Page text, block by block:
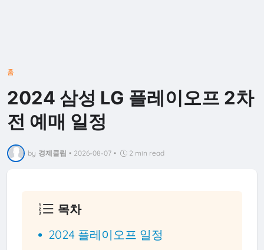
홈
2024 삼성 LG 플레이오프 2차
전 예매 일정
by 경제클립 • 2026-08-07 • 2 min read
목차
2024 플레이오프 일정